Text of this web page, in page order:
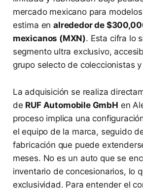
mercado mexicano para
estima enalrededor de
mexicanos (MXN). Esta cifra lo
segmento ultra exclusivo,
grupo selecto de coleccionistas
La adquisición se realiza
de RUF Automobile GmbH en
proceso implica una
el equipo de la marca, seguido
fabricación que puede
meses. No es un auto que se
inventario de concesionarios, lo
exclusividad. Para entender el